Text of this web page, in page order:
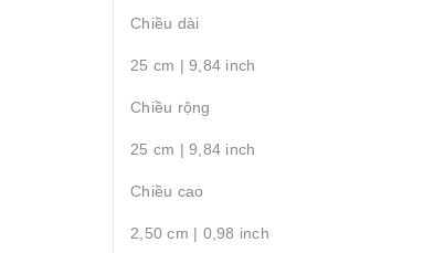
Chiều dài
25 cm | 9,84 inch
Chiều rộng
25 cm | 9,84 inch
Chiều cao
2,50 cm | 0,98 inch